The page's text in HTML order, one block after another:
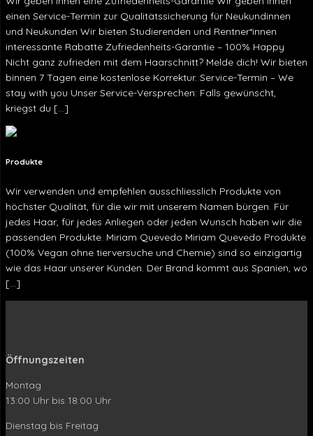
einen Service-Termin zur Qualitätssicherung für Neukundinnen
und Neukunden Wir bieten Studierenden und Rentner*innen
interessante Rabatte Zufriedenheits-Garantie – 100% Happy
Nicht ganz zufrieden mit dem Haarschnitt? Melde dich! Wir bieten
binnen 7 Tagen eine kostenlose Korrektur. Service-Termin – We
stay with you Unser Service-Versprechen: Falls gewünscht,
kriegst du […]
Produkte
Wir verwenden und empfehlen ausschliesslich Produkte von
höchster Qualität, für die wir mit unserem Namen bürgen. Für
jedes Haar, für jedes Anliegen oder jeden Wunsch haben wir die
passenden Produkte. Miriam Quevedo Miriam Quevedo Produkte
(100% Vegan ohne tierversuche und Chemie) sind so einzigartig
wie das Haar unserer Kunden. Der Brand kommt aus Spanien, wo
[…]
Öffnungszeiten
Montag
13:00 Uhr bis 18:00 Uhr
Dienstag bis Freitag